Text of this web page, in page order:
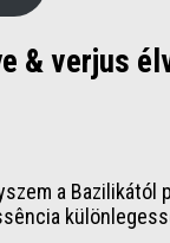
& verjus
a